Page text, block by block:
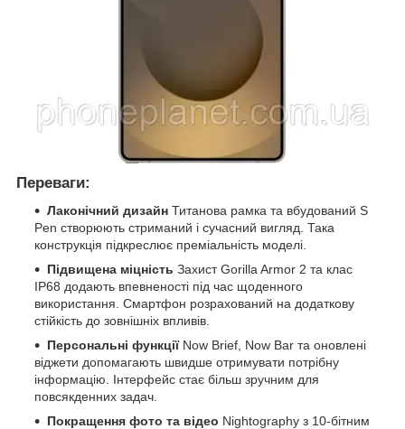
Переваги:
Лаконічний дизайн Титановa рамка та вбудований S
Pen створюють стриманий і сучасний вигляд. Така
конструкція підкреслює преміальність моделі.
Підвищена міцність Захист Gorilla Armor 2 та клас
IP68 додають впевненості під час щоденного
використання. Смартфон розрахований на додаткову
стійкість до зовнішніх впливів.
Персональні функціїNow Brief, Now Bar та оновлені
віджети допомагають швидше отримувати потрібну
інформацію. Інтерфейс стає більш зручним для
повсякденних задач.
Покращення фото та відео Nightography з 10-бітним